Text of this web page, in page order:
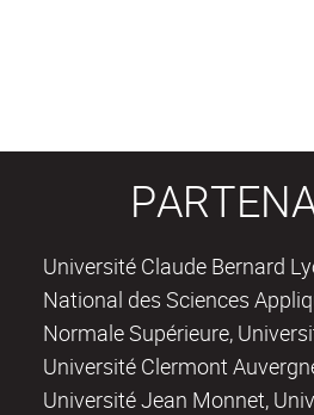
Université Claude Bernard
National des Sciences
Normale Supérieure,
Université Clermont
Université Jean Monnet,